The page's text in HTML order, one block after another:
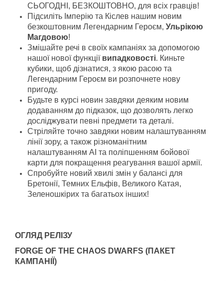
СЬОГОДНІ, БЕЗКОШТОВНО, для всіх гравців!
Підсиліть Імперію та Кіслев нашим новим
безкоштовним Легендарним Героєм, Ульрікою
Магдовою!
Змішайте речі в своїх кампаніях за допомогою
нашої нової функції випадковості. Киньте
кубики, щоб дізнатися, з якою расою та
Легендарним Героєм ви розпочнете нову
пригоду.
Будьте в курсі новин завдяки деяким новим
додаванням до підказок, що дозволять легко
досліджувати певні предмети та деталі.
Стріляйте точно завдяки новим налаштуванням
лінії зору, а також різноманітним
налаштуванням AI та поліпшенням бойової
карти для покращення реагування вашої армії.
Спробуйте новий хвилі змін у балансі для
Бретонії, Темних Ельфів, Великого Катая,
Зеленошкірих та багатьох інших!
ОГЛЯД РЕЛІЗУ
FORGE OF THE CHAOS DWARFS (ПАКЕТ
КАМПАНІЇ)